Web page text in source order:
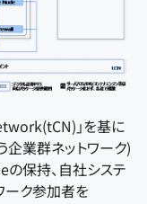
」を基に
業群ネットワーク)
の保持、自社システ
ーク参加者を